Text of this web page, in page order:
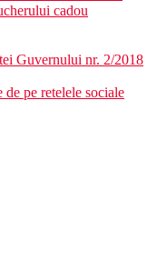
cadou
Guvernului nr. 2/2018
pe retelele sociale